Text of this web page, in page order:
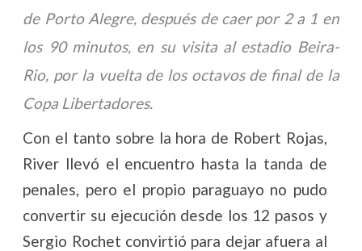
de Porto Alegre, después de caer por 2 a 1 en
los 90 minutos, en su visita al estadio Beira-
Rio, por la vuelta de los octavos de final de la
Copa Libertadores.
Con el tanto sobre la hora de Robert Rojas,
River llevó el encuentro hasta la tanda de
penales, pero el propio paraguayo no pudo
convertir su ejecución desde los 12 pasos y
Sergio Rochet convirtió para dejar afuera al